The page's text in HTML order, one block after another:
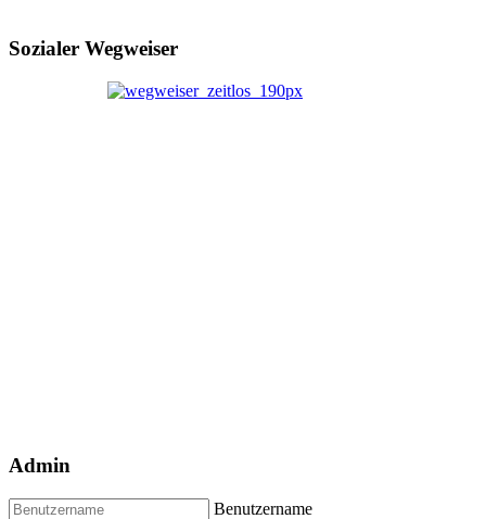
Sozialer Wegweiser
Admin
Benutzername